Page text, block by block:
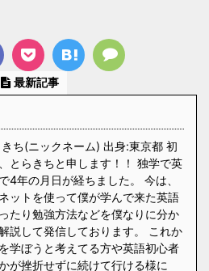
最新記事
ち(ニックネーム) 出身:東京都 初
とらきちと申します！！ 独学で英
4年の月日が経ちました。 今は、
ットを使って僕が学んで来た英語
たり勉強方法などを僕なりに分か
説して発信しております。 これか
学ぼうと考えてる方や英語初心者
が挫折せずに続けて行ける様に